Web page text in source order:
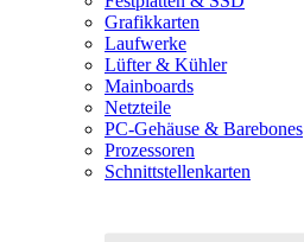
Grafikkarten
Laufwerke
Lüfter & Kühler
Mainboards
Netzteile
PC-Gehäuse & Barebones
Prozessoren
Schnittstellenkarten